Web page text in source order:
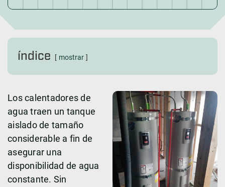
índice mostrar
Los calentadores de
agua traen un tanque
aislado de tamaño
considerable a fin de
asegurar una
disponibilidad de agua
constante. Sin